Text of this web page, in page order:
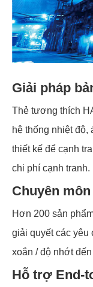
Giải pháp
Thẻ tương thích
hệ thống nhiệt
thiết kế để cạnh
chi phí cạnh tranh.
Chuyên
Hơn 200 sản
giải quyết các yêu
xoắn / độ nhớt
Hỗ trợ End-